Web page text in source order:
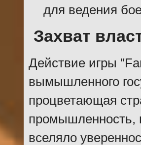
для ведения
Захват
Действие игры
вымышленного
процветающая
промышленность,
вселяло